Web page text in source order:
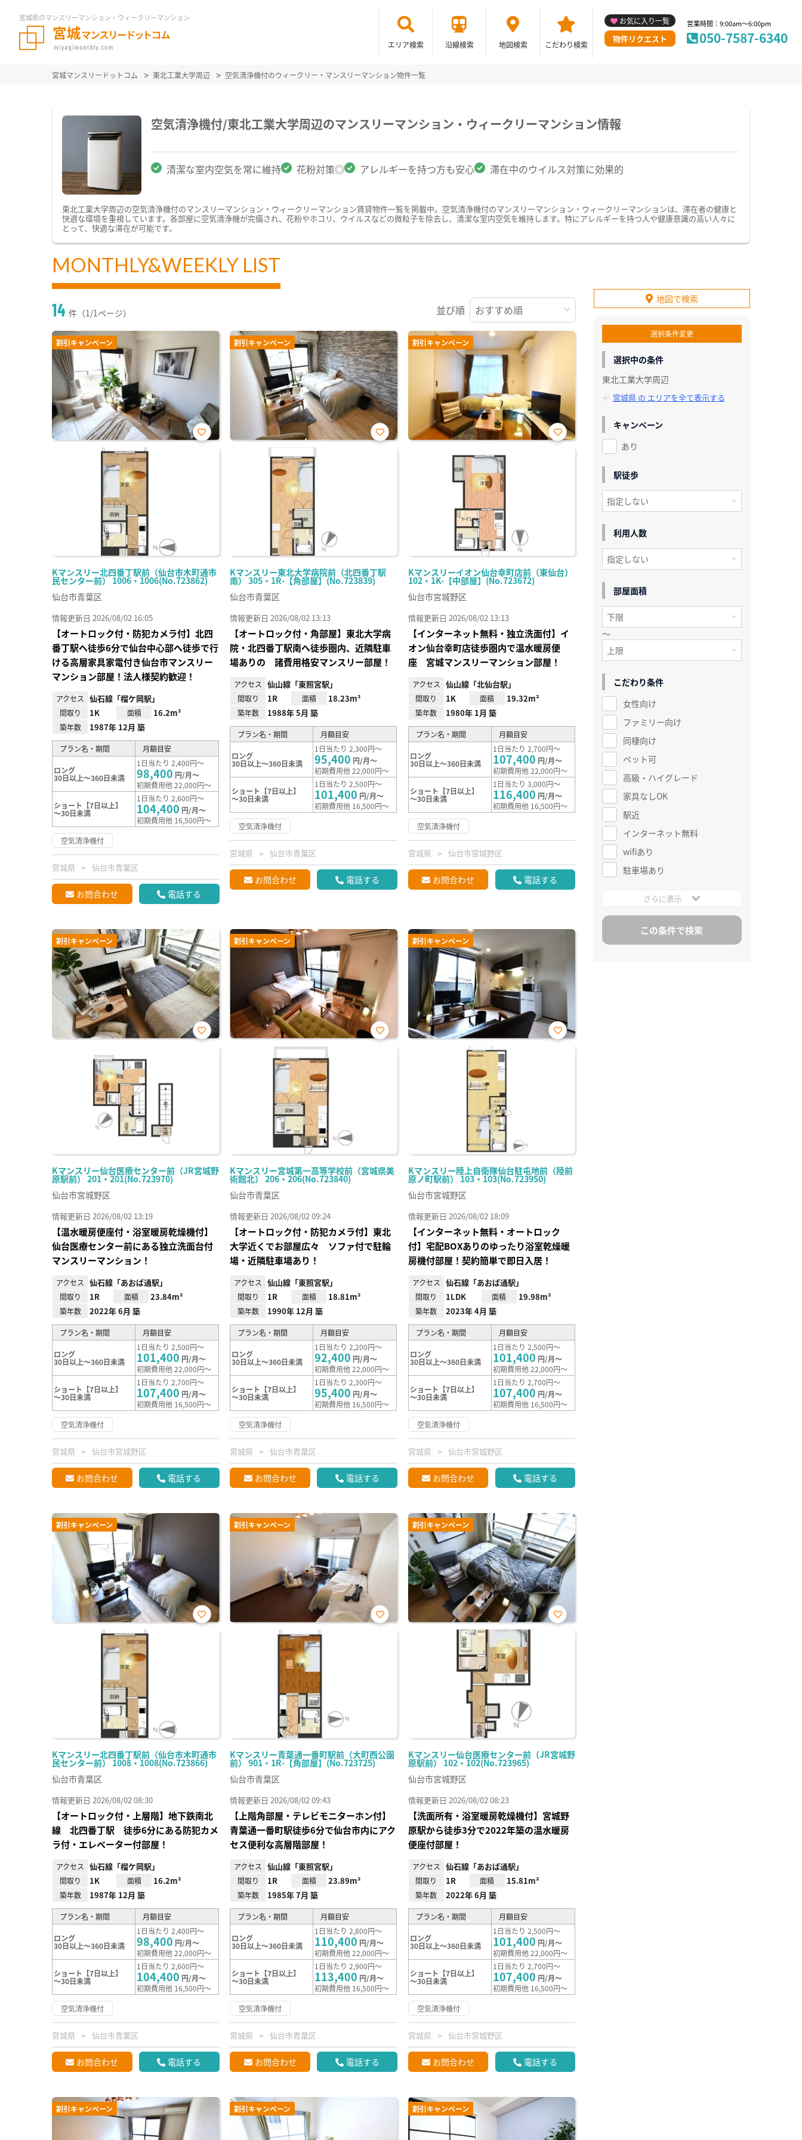
宮城県のマンスリーマンション・ウィークリーマンション
エリア検索 沿線検索 地図検索 こだわり検索
お気に入り一覧
物件リクエスト
営業時間：9:00am～6:00pm
050-7587-6340
宮城マンスリードットコム 東北工業大学周辺 空気清浄機付のウィークリー・マンスリーマンション物件一覧
空気清浄機付/東北工業大学周辺のマンスリーマンション・ウィークリーマンション情報
清潔な室内空気を常に維持 花粉対策◎ アレルギーを持つ方も安心 滞在中のウイルス対策に効果的
東北工業大学周辺の空気清浄機付のマンスリーマンション・ウィークリーマンション賃貸物件一覧を掲載中。空気清浄機付のマンスリーマンション・ウィークリーマンションは、滞在者の健康と
快適な環境を重視しています。各部屋に空気清浄機が完備され、花粉やホコリ、ウイルスなどの微粒子を除去し、清潔な室内空気を維持します。特にアレルギーを持つ人や健康意識の高い人々に
とって、快適な滞在が可能です。
MONTHLY&WEEKLY LIST
14 件（1/1ページ） 並び順
割引キャンペーン
Kマンスリー北四番丁駅前（仙台市木町通市
民センター前） 1006・1006(No.723862)
お気
仙台市青葉区
情報更新日 2026/08/02 16:05
【オートロック付・防犯カメラ付】北四
番丁駅へ徒歩6分で仙台中心部へ徒歩で行
ける高層家具家電付き仙台市マンスリー
マンション部屋！法人様契約歓迎！
アクセス 仙石線「榴ケ岡駅」
間取り 1K 面積 16.2m²
築年数 1987年 12月 築
プラン名・期間 月額目安
ロング
30日以上～360日未満
1日当たり 2,400円～
98,400 円/月～
初期費用他 22,000円～
ショート【7日以上】
～30日未満
1日当たり 2,600円～
104,400 円/月～
初期費用他 16,500円～
空気清浄機付
宮城県 仙台市青葉区
お問合わせ 電話する
割引キャンペーン
Kマンスリー東北大学病院前（北四番丁駅
南） 305・1R-【角部屋】(No.723839)
お気
仙台市青葉区
情報更新日 2026/08/02 13:13
【オートロック付・角部屋】東北大学病
院・北四番丁駅南へ徒歩圏内、近隣駐車
場ありの 諸費用格安マンスリー部屋！
アクセス 仙山線「東照宮駅」
間取り 1R 面積 18.23m²
築年数 1988年 5月 築
プラン名・期間 月額目安
ロング
30日以上～360日未満
1日当たり 2,300円～
95,400 円/月～
初期費用他 22,000円～
ショート【7日以上】
～30日未満
1日当たり 2,500円～
101,400 円/月～
初期費用他 16,500円～
空気清浄機付
宮城県 仙台市青葉区
お問合わせ 電話する
割引キャンペーン
Kマンスリーイオン仙台幸町店前（東仙台）
102・1K-【中部屋】(No.723672)
お気
仙台市宮城野区
情報更新日 2026/08/02 13:13
【インターネット無料・独立洗面付】イ
オン仙台幸町店徒歩圏内で温水暖房便
座 宮城マンスリーマンション部屋！
アクセス 仙山線「北仙台駅」
間取り 1K 面積 19.32m²
築年数 1980年 1月 築
プラン名・期間 月額目安
ロング
30日以上～360日未満
1日当たり 2,700円～
107,400 円/月～
初期費用他 22,000円～
ショート【7日以上】
～30日未満
1日当たり 3,000円～
116,400 円/月～
初期費用他 16,500円～
空気清浄機付
宮城県 仙台市宮城野区
お問合わせ 電話する
割引キャンペーン
Kマンスリー仙台医療センター前（JR宮城野
原駅前） 201・201(No.723970)
お気
仙台市宮城野区
情報更新日 2026/08/02 13:19
【温水暖房便座付・浴室暖房乾燥機付】
仙台医療センター前にある独立洗面台付
マンスリーマンション！
アクセス 仙石線「あおば通駅」
間取り 1R 面積 23.84m²
築年数 2022年 6月 築
プラン名・期間 月額目安
ロング
30日以上～360日未満
1日当たり 2,500円～
101,400 円/月～
初期費用他 22,000円～
ショート【7日以上】
～30日未満
1日当たり 2,700円～
107,400 円/月～
初期費用他 16,500円～
空気清浄機付
宮城県 仙台市宮城野区
お問合わせ 電話する
割引キャンペーン
Kマンスリー宮城第一高等学校前（宮城県美
術館北） 206・206(No.723840)
お気
仙台市青葉区
情報更新日 2026/08/02 09:24
【オートロック付・防犯カメラ付】東北
大学近くでお部屋広々 ソファ付で駐輪
場・近隣駐車場あり！
アクセス 仙山線「東照宮駅」
間取り 1R 面積 18.81m²
築年数 1990年 12月 築
プラン名・期間 月額目安
ロング
30日以上～360日未満
1日当たり 2,200円～
92,400 円/月～
初期費用他 22,000円～
ショート【7日以上】
～30日未満
1日当たり 2,300円～
95,400 円/月～
初期費用他 16,500円～
空気清浄機付
宮城県 仙台市青葉区
お問合わせ 電話する
割引キャンペーン
Kマンスリー陸上自衛隊仙台駐屯地前（陸前
原ノ町駅前） 103・103(No.723950)
お気
仙台市宮城野区
情報更新日 2026/08/02 18:09
【インターネット無料・オートロック
付】宅配BOXありのゆったり浴室乾燥暖
房機付部屋！契約簡単で即日入居！
アクセス 仙石線「あおば通駅」
間取り 1LDK 面積 19.98m²
築年数 2023年 4月 築
プラン名・期間 月額目安
ロング
30日以上～360日未満
1日当たり 2,500円～
101,400 円/月～
初期費用他 22,000円～
ショート【7日以上】
～30日未満
1日当たり 2,700円～
107,400 円/月～
初期費用他 16,500円～
空気清浄機付
宮城県 仙台市宮城野区
お問合わせ 電話する
割引キャンペーン
Kマンスリー北四番丁駅前（仙台市木町通市
民センター前） 1008・1008(No.723866)
お気
仙台市青葉区
情報更新日 2026/08/02 08:30
【オートロック付・上層階】地下鉄南北
線 北四番丁駅 徒歩6分にある防犯カメ
ラ付・エレベーター付部屋！
アクセス 仙石線「榴ケ岡駅」
間取り 1K 面積 16.2m²
築年数 1987年 12月 築
プラン名・期間 月額目安
ロング
30日以上～360日未満
1日当たり 2,400円～
98,400 円/月～
初期費用他 22,000円～
ショート【7日以上】
～30日未満
1日当たり 2,600円～
104,400 円/月～
初期費用他 16,500円～
空気清浄機付
宮城県 仙台市青葉区
お問合わせ 電話する
割引キャンペーン
Kマンスリー青葉通一番町駅前（大町西公園
前） 901・1R-【角部屋】(No.723725)
お気
仙台市青葉区
情報更新日 2026/08/02 09:43
【上階角部屋・テレビモニターホン付】
青葉通一番町駅徒歩6分で仙台市内にアク
セス便利な高層階部屋！
アクセス 仙山線「東照宮駅」
間取り 1R 面積 23.89m²
築年数 1985年 7月 築
プラン名・期間 月額目安
ロング
30日以上～360日未満
1日当たり 2,800円～
110,400 円/月～
初期費用他 22,000円～
ショート【7日以上】
～30日未満
1日当たり 2,900円～
113,400 円/月～
初期費用他 16,500円～
空気清浄機付
宮城県 仙台市青葉区
お問合わせ 電話する
割引キャンペーン
Kマンスリー仙台医療センター前（JR宮城野
原駅前） 102・102(No.723965)
お気
仙台市宮城野区
情報更新日 2026/08/02 08:23
【洗面所有・浴室暖房乾燥機付】宮城野
原駅から徒歩3分で2022年築の温水暖房
便座付部屋！
アクセス 仙石線「あおば通駅」
間取り 1R 面積 15.81m²
築年数 2022年 6月 築
プラン名・期間 月額目安
ロング
30日以上～360日未満
1日当たり 2,500円～
101,400 円/月～
初期費用他 22,000円～
ショート【7日以上】
～30日未満
1日当たり 2,700円～
107,400 円/月～
初期費用他 16,500円～
空気清浄機付
宮城県 仙台市宮城野区
お問合わせ 電話する
割引キャンペーン 割引キャンペーン 割引キャンペーン
地図で検索
選択条件変更
選択中の条件
東北工業大学周辺
宮城県 の エリアを全て表示する
キャンペーン
あり
駅徒歩
利用人数
部屋面積
～
こだわり条件
女性向け
ファミリー向け
同棲向け
ペット可
高級・ハイグレード
家具なしOK
駅近
インターネット無料
wifiあり
駐車場あり
さらに表示